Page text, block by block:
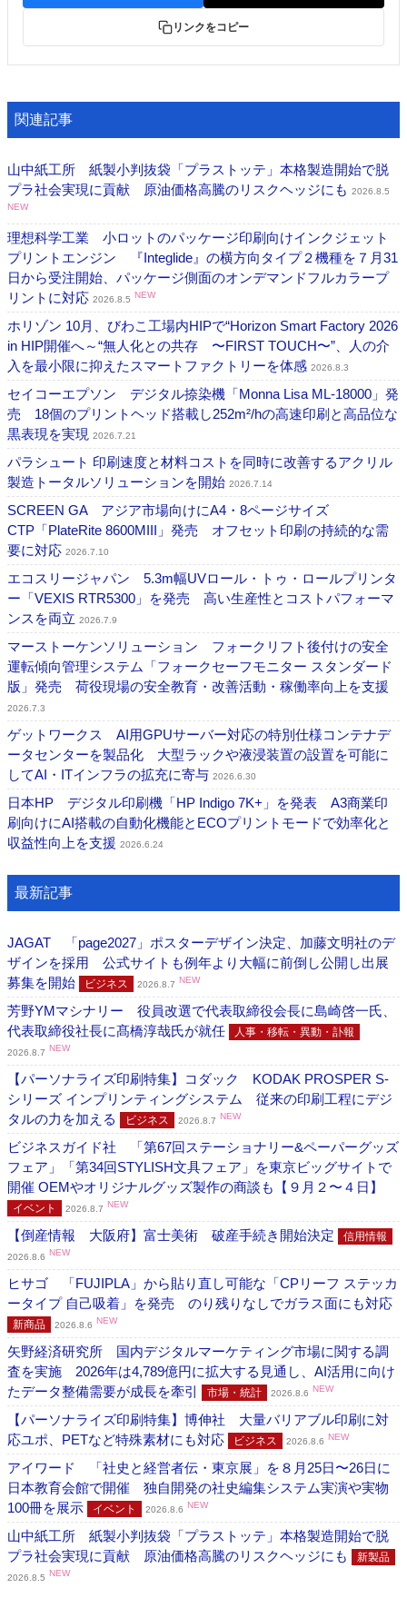
リンクをコピー
関連記事
山中紙工所 紙製小判抜袋「プラストッテ」本格製造開始で脱
プラ社会実現に貢献 原油価格高騰のリスクヘッジにも 2026.8.5
NEW
理想科学工業 小ロットのパッケージ印刷向けインクジェット
プリントエンジン 『Integlide』の横方向タイプ２機種を７月31
日から受注開始、パッケージ側面のオンデマンドフルカラープ
リントに対応 2026.8.5 NEW
ホリゾン 10月、びわこ工場内HIPで“Horizon Smart Factory 2026
in HIP開催へ～“無人化との共存 〜FIRST TOUCH〜”、人の介
入を最小限に抑えたスマートファクトリーを体感 2026.8.3
セイコーエプソン デジタル捺染機「Monna Lisa ML-18000」発
売 18個のプリントヘッド搭載し252m²/hの高速印刷と高品位な
黒表現を実現 2026.7.21
パラシュート 印刷速度と材料コストを同時に改善するアクリル
製造トータルソリューションを開始 2026.7.14
SCREEN GA アジア市場向けにA4・8ページサイズ
CTP「PlateRite 8600MIII」発売 オフセット印刷の持続的な需
要に対応 2026.7.10
エコスリージャパン 5.3m幅UVロール・トゥ・ロールプリンタ
ー「VEXIS RTR5300」を発売 高い生産性とコストパフォーマ
ンスを両立 2026.7.9
マーストーケンソリューション フォークリフト後付けの安全
運転傾向管理システム「フォークセーフモニター スタンダード
版」発売 荷役現場の安全教育・改善活動・稼働率向上を支援
2026.7.3
ゲットワークス AI用GPUサーバー対応の特別仕様コンテナデ
ータセンターを製品化 大型ラックや液浸装置の設置を可能に
してAI・ITインフラの拡充に寄与 2026.6.30
日本HP デジタル印刷機「HP Indigo 7K+」を発表 A3商業印
刷向けにAI搭載の自動化機能とECOプリントモードで効率化と
収益性向上を支援 2026.6.24
最新記事
JAGAT 「page2027」ポスターデザイン決定、加藤文明社のデ
ザインを採用 公式サイトも例年より大幅に前倒し公開し出展
募集を開始
ビジネス 2026.8.7 NEW
芳野YMマシナリー 役員改選で代表取締役会長に島崎啓一氏、
代表取締役社長に髙橋淳哉氏が就任
人事・移転・異動・訃報
2026.8.7 NEW
【パーソナライズ印刷特集】コダック KODAK PROSPER S-
シリーズ インプリンティングシステム 従来の印刷工程にデジ
タルの力を加える
ビジネス 2026.8.7 NEW
ビジネスガイド社 「第67回ステーショナリー&ペーパーグッズ
フェア」「第34回STYLISH文具フェア」を東京ビッグサイトで
開催 OEMやオリジナルグッズ製作の商談も【９月２〜４日】
イベント 2026.8.7 NEW
【倒産情報 大阪府】富士美術 破産手続き開始決定 信用情報
2026.8.6 NEW
ヒサゴ 「FUJIPLA」から貼り直し可能な「CPリーフ ステッカ
ータイプ 自己吸着」を発売 のり残りなしでガラス面にも対応
新商品 2026.8.6 NEW
矢野経済研究所 国内デジタルマーケティング市場に関する調
査を実施 2026年は4,789億円に拡大する見通し、AI活用に向け
たデータ整備需要が成長を牽引
市場・統計 2026.8.6 NEW
【パーソナライズ印刷特集】博伸社 大量バリアブル印刷に対
応ユポ、PETなど特殊素材にも対応
ビジネス 2026.8.6 NEW
アイワード 「社史と経営者伝・東京展」を８月25日〜26日に
日本教育会館で開催 独自開発の社史編集システム実演や実物
100冊を展示
イベント 2026.8.6 NEW
山中紙工所 紙製小判抜袋「プラストッテ」本格製造開始で脱
プラ社会実現に貢献 原油価格高騰のリスクヘッジにも
新製品
2026.8.5 NEW